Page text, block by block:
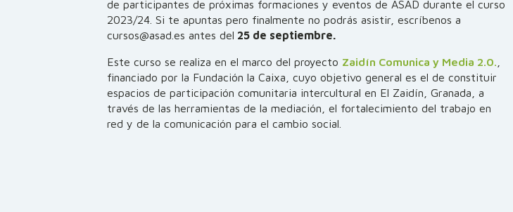
de participantes de próximas formaciones y eventos de ASAD durante el curso
2023/24. Si te apuntas pero finalmente no podrás asistir, escríbenos a
cursos@asad.es antes del 25 de septiembre.
Este curso se realiza en el marco del proyecto Zaidín Comunica y Media 2.0.
financiado por la Fundación la Caixa, cuyo objetivo general es el de constituir
espacios de participación comunitaria intercultural en El Zaidín, Granada, a
través de las herramientas de la mediación, el fortalecimiento del trabajo en
red y de la comunicación para el cambio social.